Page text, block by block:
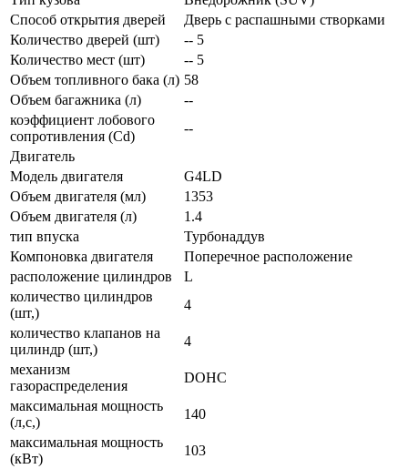
Способ открытия дверей
Дверь с распашными створками
Количество дверей (шт)
-- 5
Количество мест (шт)
-- 5
Объем топливного бака (л) 58
Объем багажника (л)
--
коэффициент лобового
сопротивления (Cd)
--
Двигатель
Модель двигателя
G4LD
Объем двигателя (мл)
1353
Объем двигателя (л)
1.4
тип впуска
Турбонаддув
Компоновка двигателя
Поперечное расположение
расположение цилиндров
L
количество цилиндров
(шт,)
4
количество клапанов на
цилиндр (шт,)
4
механизм
газораспределения
DOHC
максимальная мощность
(л,с,)
140
максимальная мощность
(кВт)
103